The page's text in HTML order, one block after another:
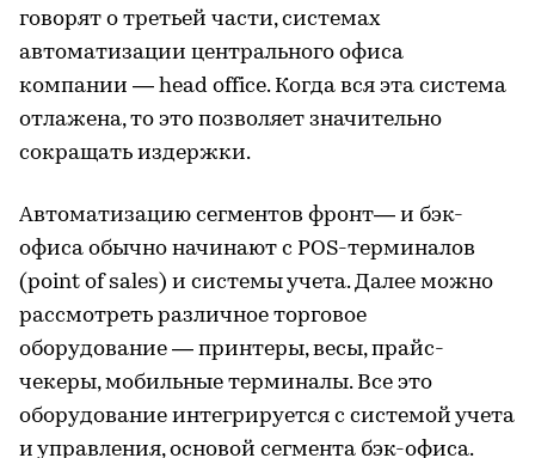
говорят о третьей части, системах
автоматизации центрального офиса
компании — head office. Когда вся эта система
отлажена, то это позволяет значительно
сокращать издержки.
Автоматизацию сегментов фронт— и бэк-
офиса обычно начинают с POS-терминалов
(point of sales) и системы учета. Далее можно
рассмотреть различное торговое
оборудование — принтеры, весы, прайс-
чекеры, мобильные терминалы. Все это
оборудование интегрируется с системой учета
и управления, основой сегмента бэк-офиса.